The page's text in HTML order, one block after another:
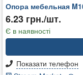
Опора мебельная
6.23 грн./шт.
Є в наявності
Показати телефон